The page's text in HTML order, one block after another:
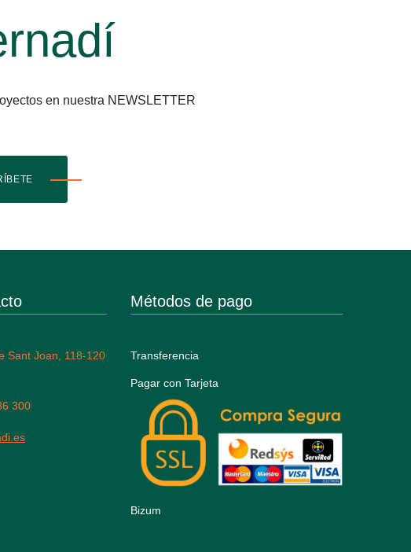
en nuestra NEWSLETTER
Sant Joan, 118-120
300
Métodos de pago
Transferencia
Pagar con Tarjeta
Bizum